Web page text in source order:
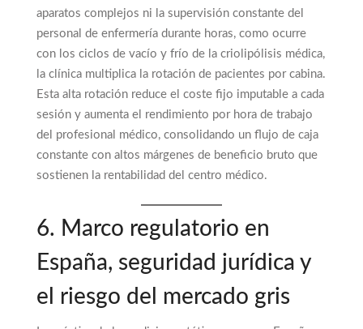
aparatos complejos ni la supervisión constante del
personal de enfermería durante horas, como ocurre
con los ciclos de vacío y frío de la criolipólisis médica,
la clínica multiplica la rotación de pacientes por cabina.
Esta alta rotación reduce el coste fijo imputable a cada
sesión y aumenta el rendimiento por hora de trabajo
del profesional médico, consolidando un flujo de caja
constante con altos márgenes de beneficio bruto que
sostienen la rentabilidad del centro médico.
6. Marco regulatorio en
España, seguridad jurídica y
el riesgo del mercado gris